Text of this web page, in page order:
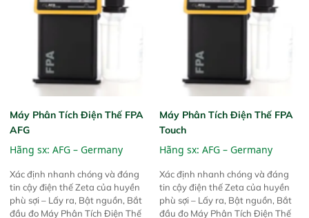
Máy Phân Tích Điện Thế FPA
AFG
Hãng sx: AFG – Germany
Xác định nhanh chóng và đáng
tin cậy điện thế Zeta của huyền
phù sợi – Lấy ra, Bật nguồn, Bắt
đầu đo Máy Phân Tích Điện Thế
Máy Phân Tích Điện Thế FPA
Touch
Hãng sx: AFG – Germany
Xác định nhanh chóng và đáng
tin cậy điện thế Zeta của huyền
phù sợi – Lấy ra, Bật nguồn, Bắt
đầu đo Máy Phân Tích Điện Thế